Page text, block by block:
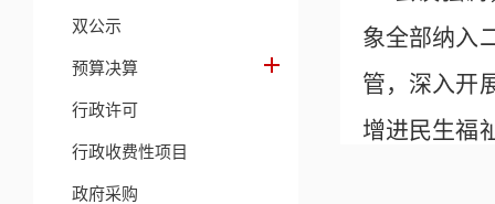
双公示
预算决算
行政许可
行政收费性项目
政府采购
象全部纳入
管，深入开
增进民生福